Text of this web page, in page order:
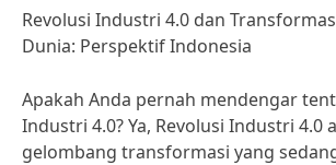
Revolusi Industri 4.0 dan
Dunia: Perspektif Indonesia
Apakah Anda pernah mendengar
Industri 4.0? Ya, Revolusi Industri 4.0
gelombang transformasi yang